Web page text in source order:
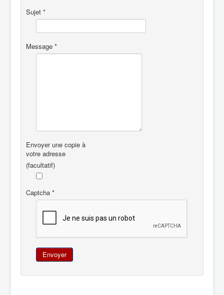
Sujet *
Message *
Envoyer une copie à
votre adresse
(facultatif)
Captcha *
Envoyer